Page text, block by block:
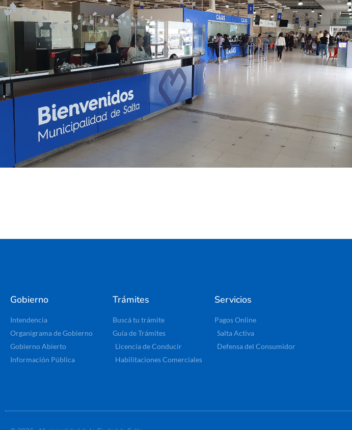
Gobierno
Intendencia
Organigrama de Gobierno
Gobierno Abierto
Información Pública
Trámites
Buscá tu trámite
Guía de Trámites
Licencia de Conducir
Habilitaciones Comerciales
Servicios
Pagos Online
Salta Activa
Defensa del Consumidor